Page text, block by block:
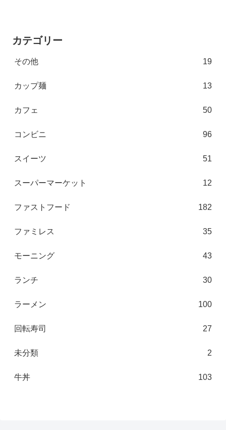
カテゴリー
その他 19
カップ麺 13
カフェ 50
コンビニ 96
スイーツ 51
スーパーマーケット 12
ファストフード 182
ファミレス 35
モーニング 43
ランチ 30
ラーメン 100
回転寿司 27
未分類 2
牛丼 103